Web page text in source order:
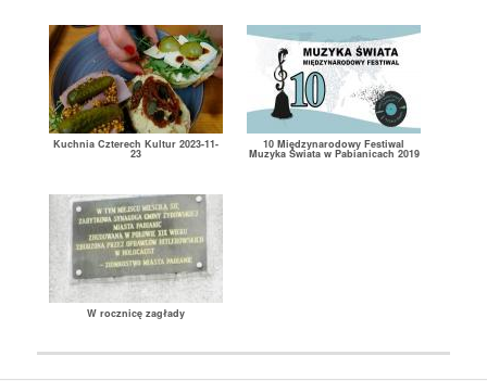
Kuchnia Czterech Kultur 2023-11-
23
10 Międzynarodowy Festiwal
Muzyka Świata w Pabianicach 2019
W rocznicę zagłady